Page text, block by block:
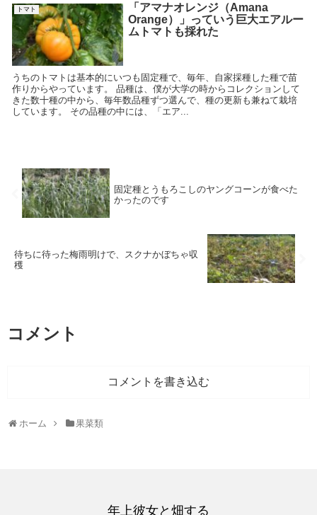
トマト
「アマナオレンジ（Amana
Orange）」っていう巨大エアルー
ムトマトも採れた
うちのトマトは基本的にいつも固定種で、毎年、自家採種した種で苗
作りからやっています。 品種は、僕が大学の時からコレクションして
きた数十種の中から、毎年数品種ずつ選んで、種の更新も兼ねて栽培
しています。 その品種の中には、「エア...
固定種とうもろこしのヤングコーンが食べた
かったのです
待ちに待った梅雨明けで、スクナかぼちゃ収
穫
コメント
コメントを書き込む
ホーム 果菜類
年上彼女と畑する